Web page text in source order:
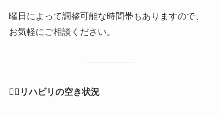
曜日によって調整可能な時間帯もありますので、
お気軽にご相談ください。
🧘 リハビリの空き状況